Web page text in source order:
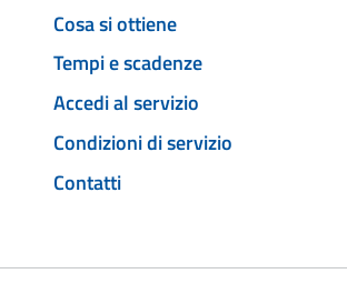
Cosa si ottiene
Tempi e scadenze
Accedi al servizio
Condizioni di servizio
Contatti